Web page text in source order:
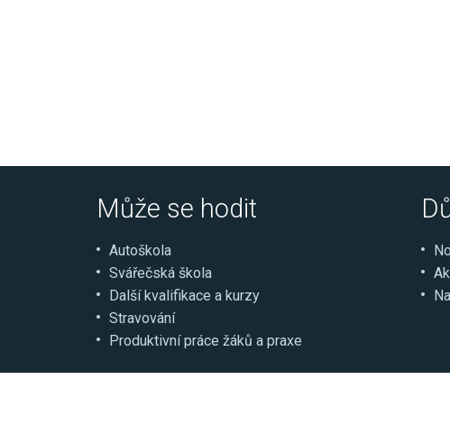
Může se hodit
Autoškola
Svářečská škola
Další kvalifikace a kurzy
Stravování
Produktivní práce žáků a praxe